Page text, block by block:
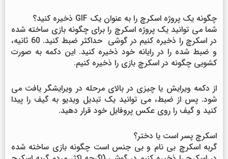
چگونه یک پروژه اسکرچ را به عنوان یک GIF ذخیره کنید؟
شما می توانید یک پروژه اسکرچ را برای چگونه بازی ساخته شده
در اسکرچ را ذخیره کنیم در گوشی حداکثر ضبط کنید. 60 ثانیه،
و ضبط شده را در رایانه خود ذخیره کنید. این دکمه به صورت
کشویی چگونه در اسکرچ بازی را ذخیره کنیم.
از دکمه ویرایش یا چیزی در بالای مرحله در ویرایشگر یافت می
شود. پس از ضبط، می توانید یک تبدیل ویدیو به گیف را پیدا
کنید و گیف را روی عکس پروفایل خود قرار دهید.
اسکرچ پسر است یا دختر؟
گربه اسکرچ بی نام و بی جنس است چگونه بازی ساخته شده